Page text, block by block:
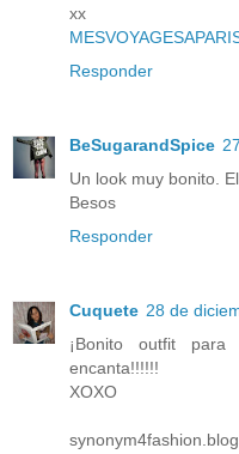
xx
Responder
BeSugarandSpice
Un look muy bonito.
Besos
Responder
Cuquete 28 de
¡Bonito outfit
encanta!!!!!!
XOXO